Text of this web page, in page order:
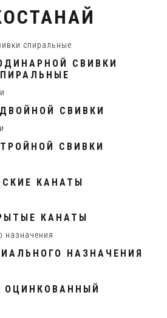
СВИВКИ
СВИВКИ
СВИВКИ
КАНАТЫ
КАНАТЫ
НАЗНАЧЕНИЯ
ОЦИНКОВАННЫЙ